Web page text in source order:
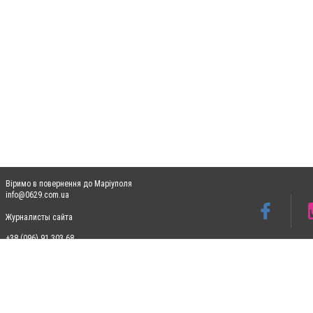
Віримо в повернення до Маріуполя
info@0629.com.ua
Журналисты сайта
+38 (096) 91 303 68